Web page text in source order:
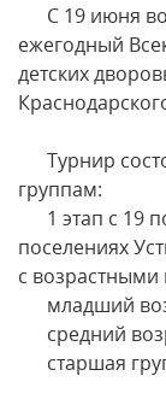
С 19 июня во
ежегодный
детских
Турнир
группам:
1 этап с 19
поселениях
с возрастными
младший
средний
старшая